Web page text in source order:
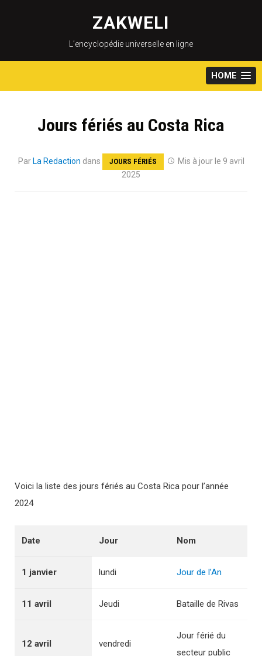
content
ZAKWELI
L’encyclopédie universelle en ligne
HOME
Jours fériés au Costa Rica
Par La Redaction dans JOURS FÉRIÉS
Mis à jour le 9 avril
2025
Voici la liste des jours fériés au Costa Rica pour l’année
2024
Date Jour Nom
1 janvier lundi Jour de l’An
11 avril Jeudi Bataille de Rivas
12 avril vendredi
Jour férié du
secteur public